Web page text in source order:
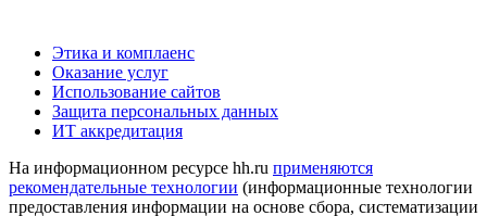
Этика и комплаенс
Оказание услуг
Использование сайтов
Защита персональных данных
ИТ аккредитация
На информационном ресурсе hh.ru применяются
рекомендательные технологии (информационные технологии
предоставления информации на основе сбора, систематизации